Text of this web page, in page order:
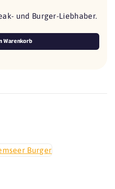
und Burger-Liebhaber.
Warenkorb